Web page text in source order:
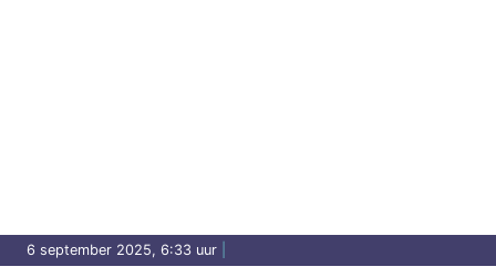
6 september 2025, 6:33 uur